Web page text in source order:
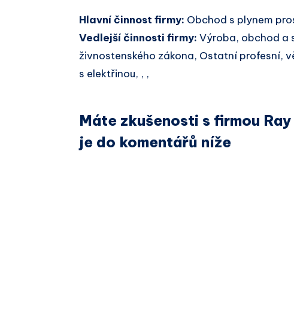
Hlavní činnost firmy: Obchod s plynem
Vedlejší činnosti firmy: Výroba, obchod a
živnostenského zákona, Ostatní profesní,
s elektřinou, , ,
Máte zkušenosti s firmou
je do komentářů níže